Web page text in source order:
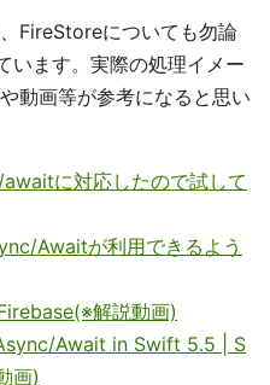
FireStoreについても勿論
ます。実際の処理イメー
動画等が参考になると思い
に対応したので試して
Awaitが利用できるよう
解説動画)
Await in Swift 5.5 | S
画)